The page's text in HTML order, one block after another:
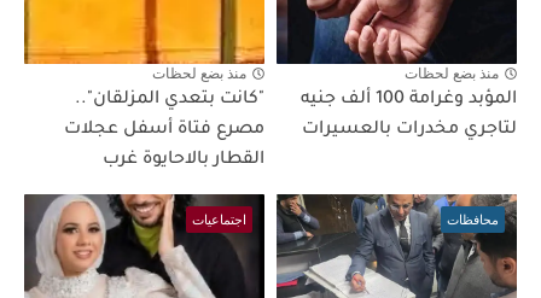
منذ بضع لحظات
المؤبد وغرامة 100 ألف جنيه
لتاجري مخدرات بالعسيرات
منذ بضع لحظات
"كانت بتعدي المزلقان"..
مصرع فتاة أسفل عجلات
القطار بالاحايوة غرب
محافظات اجتماعيات